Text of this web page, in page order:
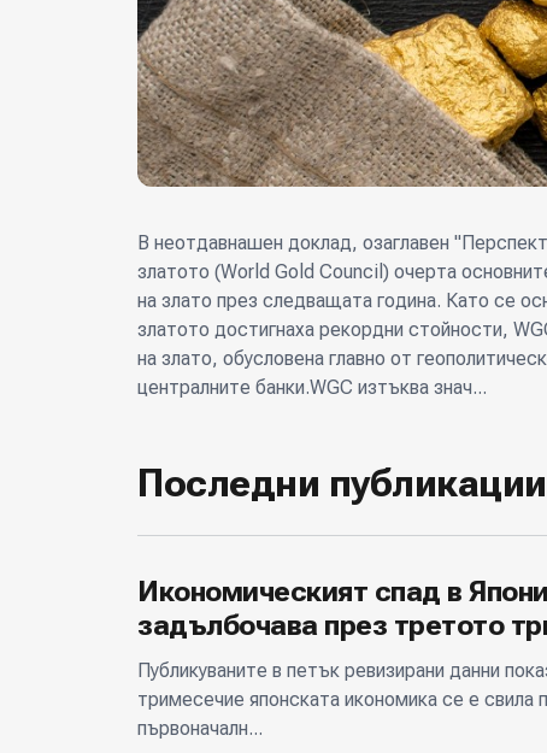
В неотдавнашен доклад, озаглавен
златото (World Gold Council) очерта
на злато през следващата година. Като се
златото достигнаха рекордни стойности,
на злато, обусловена главно от
централните банки.WGC изтъква знач...
Последни публикации
Икономическият спад в
задълбочава през третото
Публикуваните в петък ревизирани данни
тримесечие японската икономика се е свила
първоначалн...